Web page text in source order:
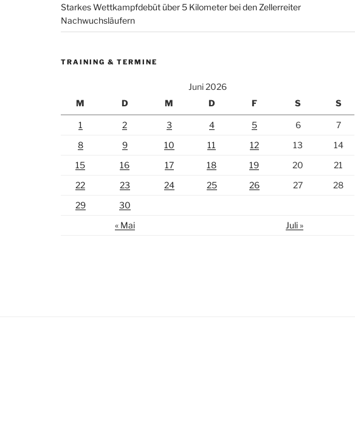
Starkes Wettkampfdebüt über 5 Kilometer bei den Zellerreiter
Nachwuchsläufern
TRAINING & TERMINE
Juni 2026
M
D M D F S S
1 2 3 4 5 6
7
8
9 10 11 12 13
14
15
16 17 18 19 20
21
22
23 24 25 26 27
28
29
30
« Mai
Juli »